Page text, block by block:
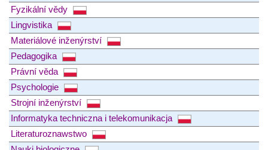
Fyzikální vědy
Lingvistika
Materiálové inženýrství
Pedagogika
Právní věda
Psychologie
Strojní inženýrství
Informatyka techniczna i telekomunikacja
Literaturoznawstwo